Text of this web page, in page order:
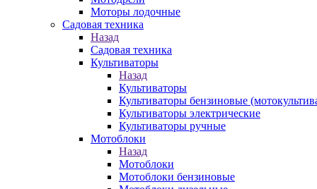
Моторы лодочные
Садовая техника
Назад
Садовая техника
Культиваторы
Назад
Культиваторы
Культиваторы бензиновые
Культиваторы электрические
Культиваторы ручные
Мотоблоки
Назад
Мотоблоки
Мотоблоки бензиновые